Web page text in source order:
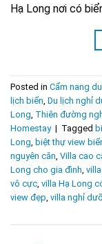
Hạ Long nơi có
Posted in Cẩm nang
lịch biển, Du lịch nghỉ
Long, Thiên đường
Homestay | Tagged
Long, biệt thự view
nguyên căn, Villa cao
Long cho gia đình,
vô cực, villa Hạ Long
view đẹp, villa nghỉ